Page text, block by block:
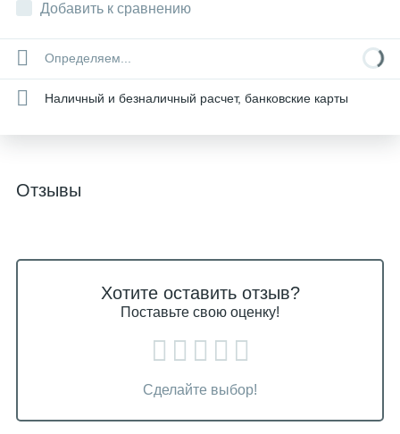
Добавить к сравнению
Определяем...
Наличный и безналичный расчет, банковские карты
Отзывы
Хотите оставить отзыв?
Поставьте свою оценку!
Сделайте выбор!